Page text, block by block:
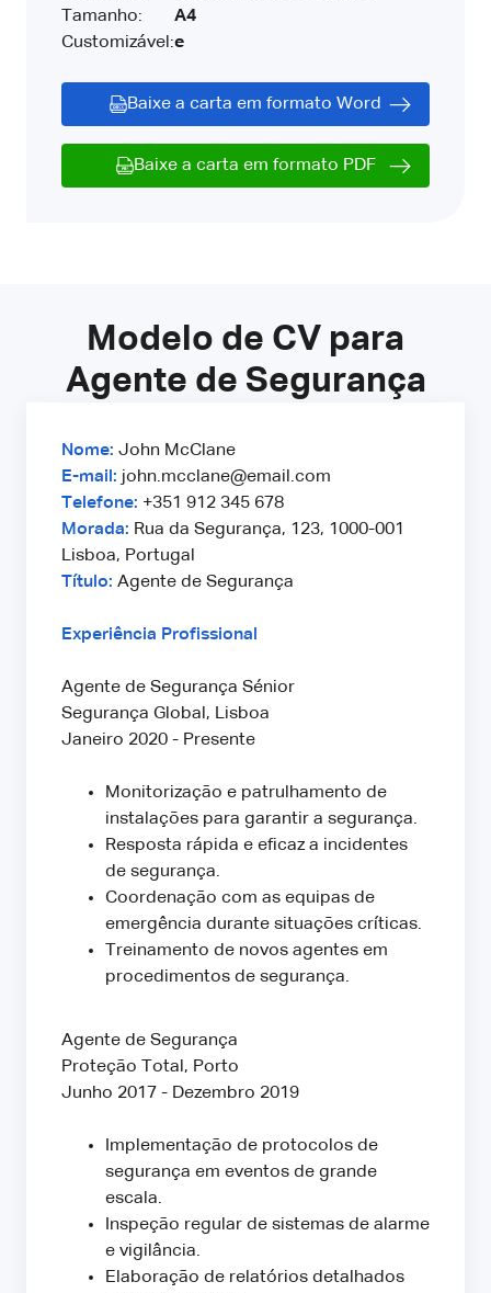
Tamanho:
Customizável:
A4
e
Baixe a carta em formato Word
Baixe a carta em formato PDF
Modelo de CV para
Agente de Segurança
Nome: John McClane
E-mail: john.mcclane@email.com
Telefone: +351 912 345 678
Morada: Rua da Segurança, 123, 1000-001
Lisboa, Portugal
Título: Agente de Segurança
Experiência Profissional
Agente de Segurança Sénior
Segurança Global, Lisboa
Janeiro 2020 - Presente
Monitorização e patrulhamento de
instalações para garantir a segurança.
Resposta rápida e eficaz a incidentes
de segurança.
Coordenação com as equipas de
emergência durante situações críticas.
Treinamento de novos agentes em
procedimentos de segurança.
Agente de Segurança
Proteção Total, Porto
Junho 2017 - Dezembro 2019
Implementação de protocolos de
segurança em eventos de grande
escala.
Inspeção regular de sistemas de alarme
e vigilância.
Elaboração de relatórios detalhados